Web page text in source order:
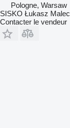
Pologne, Warsaw
SISKO Łukasz Malec
Contacter le vendeur